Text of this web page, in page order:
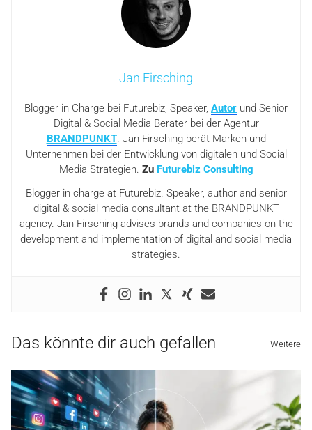
Jan Firsching
Blogger in Charge bei Futurebiz, Speaker, Autor und Senior
Digital & Social Media Berater bei der Agentur
BRANDPUNKT. Jan Firsching berät Marken und
Unternehmen bei der Entwicklung von digitalen und Social
Media Strategien. Zu Futurebiz Consulting
Blogger in charge at Futurebiz. Speaker, author and senior
digital & social media consultant at the BRANDPUNKT
agency. Jan Firsching advises brands and companies on the
development and implementation of digital and social media
strategies.
Das könnte dir auch gefallen Weitere